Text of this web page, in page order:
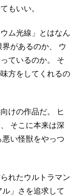
もいい。
ム光線」とはなん
があるのか、
ウ
ているのか。
そ
方をしてくれるの
けの作品だ。
ヒ
そこに本来は深
い怪獣をやっつ
れたウルトラマン
」さを追求して